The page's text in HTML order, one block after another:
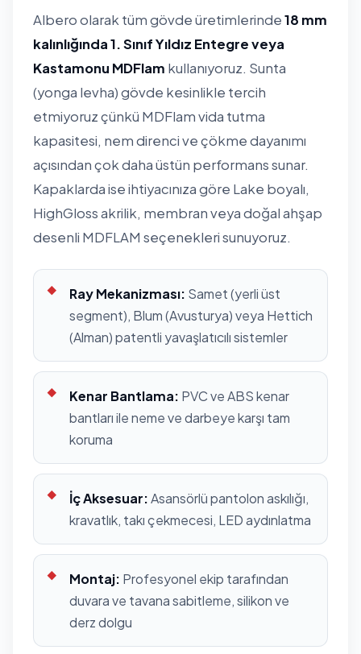
Albero olarak tüm gövde üretimlerinde18 mm
kalınlığında 1. Sınıf Yıldız Entegre veya
Kastamonu MDFlam kullanıyoruz. Sunta
(yonga levha) gövde kesinlikle tercih
etmiyoruz çünkü MDFlam vida tutma
kapasitesi, nem direnci ve çökme dayanımı
açısından çok daha üstün performans sunar.
Kapaklarda ise ihtiyacınıza göre Lake boyalı,
HighGloss akrilik, membran veya doğal ahşap
desenli MDFLAM seçenekleri sunuyoruz.
Ray Mekanizması: Samet (yerli üst
segment), Blum (Avusturya) veya Hettich
(Alman) patentli yavaşlatıcılı sistemler
Kenar Bantlama: PVC ve ABS kenar
bantları ile neme ve darbeye karşı tam
koruma
İç Aksesuar:Asansörlü pantolon askılığı,
kravatlık, takı çekmecesi, LED aydınlatma
Montaj: Profesyonel ekip tarafından
duvara ve tavana sabitleme, silikon ve
derz dolgu